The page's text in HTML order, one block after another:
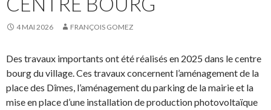
4 MAI 2026 FRANÇOIS GOMEZ
Des travaux importants ont été réalisés en 2025 dans le centre
bourg du village. Ces travaux concernent l’aménagement de la
place des Dîmes, l’aménagement du parking de la mairie et la
mise en place d’une installation de production photovoltaïque